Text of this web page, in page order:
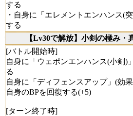
する
・自身に「エレメントエンハンス(
する
【Lv30で解放】小剣の極み
[バトル開始時]
自身に「ウェポンエンハンス(小剣)
る
自身に「ディフェンスアップ」(効
自身のBPを回復する(+5)
[ターン終了時]